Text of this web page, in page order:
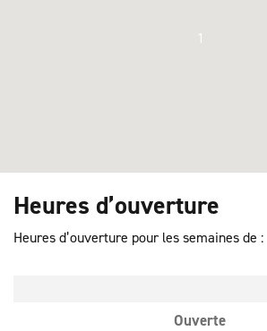
1
Heures d’ouverture
Heures d’ouverture pour les semaines de :
Ouverte